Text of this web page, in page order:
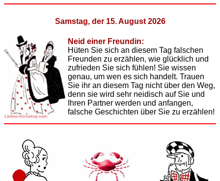
Samstag, der 15. August 2026
Neid einer Freundin:
Hüten Sie sich an diesem Tag falschen
Freunden zu erzählen, wie glücklich und
zufrieden Sie sich fühlen! Sie wissen
genau, um wen es sich handelt. Trauen
Sie ihr an diesem Tag nicht über den Weg,
denn sie wird sehr neidisch auf Sie und
Ihren Partner werden und anfangen,
falsche Geschichten über Sie zu erzählen!